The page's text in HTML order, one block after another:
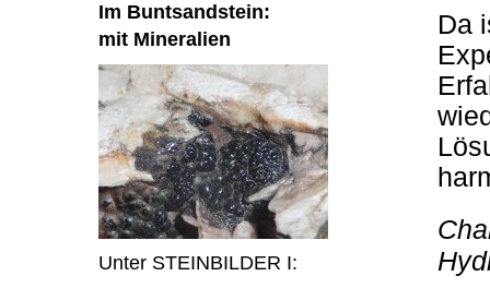
Im Buntsandstein:
mit Mineralien
Unter STEINBILDER I:
Da